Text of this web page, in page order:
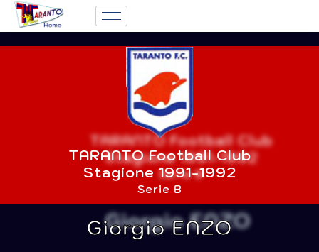
TARANTO Football Club
Stagione 1991-1992
Serie B
Giorgio ENZO